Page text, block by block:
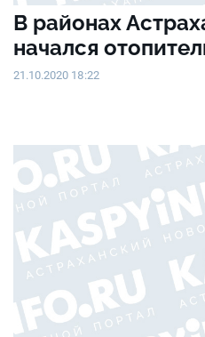
В районах
начался
21.10.2020 18:22